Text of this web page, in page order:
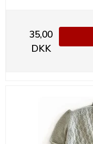
35,00
DKK